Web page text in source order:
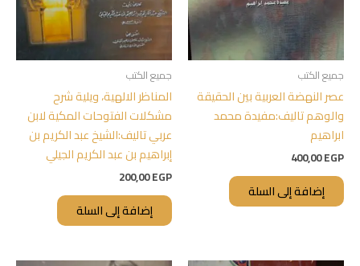
جميع الكتب
عصر النهضة العربية بين الحقيقة
والوهم تاليف:مفيدة محمد
ابراهيم
400,00EGP
إضافة إلى السلة
جميع الكتب
المناظر الالهية، ويلية شرح
مشكلات الفتوحات المكية لابن
عربي تاليف:الشيخ عبد الكريم بن
إبراهيم بن عبد الكريم الجيلي
200,00EGP
إضافة إلى السلة